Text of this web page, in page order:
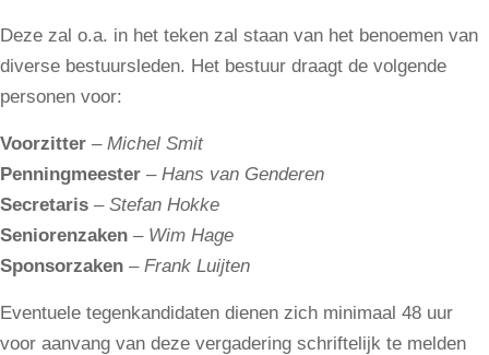
Deze zal o.a. in het teken zal staan van het benoemen van
diverse bestuursleden. Het bestuur draagt de volgende
personen voor:
Voorzitter – Michel Smit
Penningmeester – Hans van Genderen
Secretaris – Stefan Hokke
Seniorenzaken – Wim Hage
Sponsorzaken – Frank Luijten
Eventuele tegenkandidaten dienen zich minimaal 48 uur
voor aanvang van deze vergadering schriftelijk te melden